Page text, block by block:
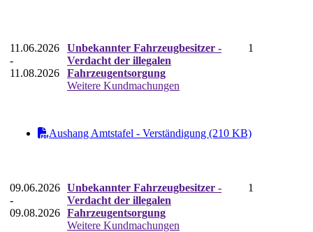
11.06.2026
-
11.08.2026
Unbekannter Fahrzeugbesitzer -
Verdacht der illegalen
Fahrzeugentsorgung
Weitere Kundmachungen
1
Aushang Amtstafel - Verständigung (210 KB)
09.06.2026
-
09.08.2026
Unbekannter Fahrzeugbesitzer -
Verdacht der illegalen
Fahrzeugentsorgung
Weitere Kundmachungen
1